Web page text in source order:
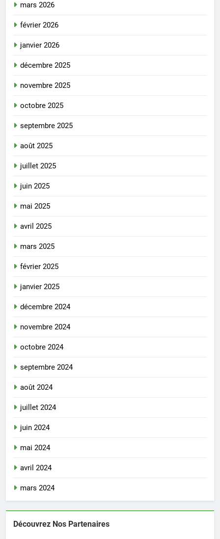
mars 2026
février 2026
janvier 2026
décembre 2025
novembre 2025
octobre 2025
septembre 2025
août 2025
juillet 2025
juin 2025
mai 2025
avril 2025
mars 2025
février 2025
janvier 2025
décembre 2024
novembre 2024
octobre 2024
septembre 2024
août 2024
juillet 2024
juin 2024
mai 2024
avril 2024
mars 2024
Découvrez Nos Partenaires